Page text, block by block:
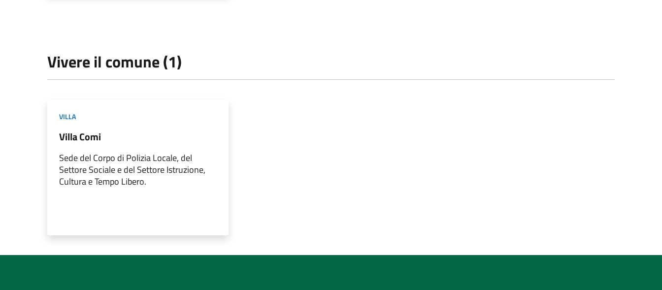
Vivere il comune (1)
VILLA
Villa Comi
Sede del Corpo di Polizia Locale, del
Settore Sociale e del Settore Istruzione,
Cultura e Tempo Libero.